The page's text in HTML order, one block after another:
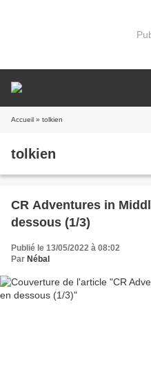
Accueil » tolkien
tolkien
CR Adventures in
dessous (1/3)
Publié le 13/05/2022 à 08:02
Par Nébal